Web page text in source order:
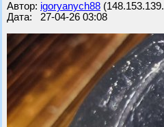
Автор: igoryanych88
Дата: 27-04-26 03:08